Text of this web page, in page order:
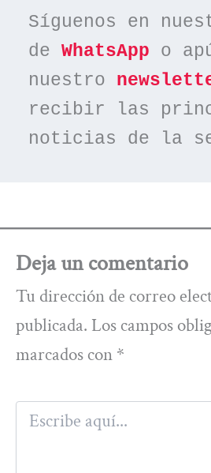
Síguenos en
de WhatsApp o
nuestro
recibir las
noticias de la
Deja un comentario
Tu dirección de correo
publicada. Los campos
marcados con *
Escribe
aquí...